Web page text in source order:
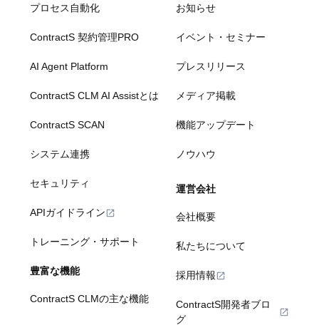
プロセス自動化
ContractS 契約管理PRO
AI Agent Platform
ContractS CLM AI Assistとは
ContractS SCAN
システム連携
セキュリティ
APIガイドライン
トレーニング・サポート
豊富な機能
ContractS CLMの主な機能
お知らせ
イベント・セミナー
プレスリリース
メディア掲載
機能アップデート
ノウハウ
運営会社
会社概要
私たちについて
採用情報
ContractS開発者ブロ
グ